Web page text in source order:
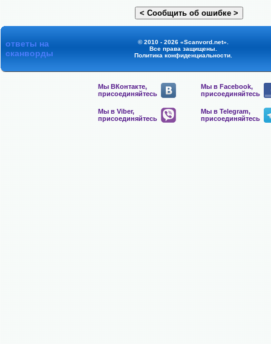
ответы на
сканворды
© 2010 - 2026 «Scanvord.net».
Все права защищены.
Политика конфиденциальности.
Мы ВКонтакте,
присоединяйтесь
Мы в Facebook,
присоединяйтесь
Мы в Viber,
присоединяйтесь
Мы в Telegram,
присоединяйтесь